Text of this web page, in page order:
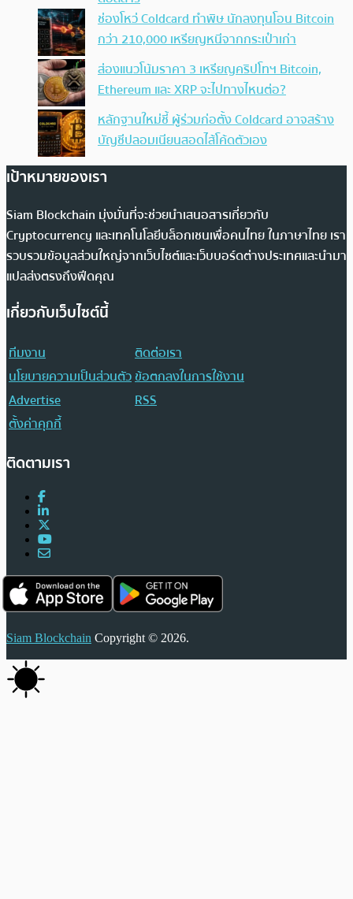
ช่องโหว่ Coldcard ทำพิษ นักลงทุนโอน Bitcoin
กว่า 210,000 เหรียญหนีจากกระเป๋าเก่า
ส่องแนวโน้มราคา 3 เหรียญคริปโทฯ Bitcoin,
Ethereum และ XRP จะไปทางไหนต่อ?
หลักฐานใหม่ชี้ ผู้ร่วมก่อตั้ง Coldcard อาจสร้าง
บัญชีปลอมเนียนสอดไส้โค้ดตัวเอง
เป้าหมายของเรา
Siam Blockchain มุ่งมั่นที่จะช่วยนำเสนอสารเกี่ยวกับ
Cryptocurrency และเทคโนโลยีบล็อกเชนเพื่อคนไทย ในภาษาไทย เรา
รวบรวมข้อมูลส่วนใหญ่จากเว็บไซต์และเว็บบอร์ดต่างประเทศและนำมา
แปลส่งตรงถึงฟีดคุณ
เกี่ยวกับเว็บไซต์นี้
ทีมงาน
ติดต่อเรา
นโยบายความเป็นส่วนตัวข้อตกลงในการใช้งาน
Advertise
RSS
ตั้งค่าคุกกี้
ติดตามเรา
Siam Blockchain Copyright © 2026.